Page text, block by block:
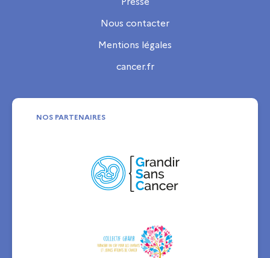
NOS PARTENAIRES
Nous contacter
Mentions légales
cancer.fr